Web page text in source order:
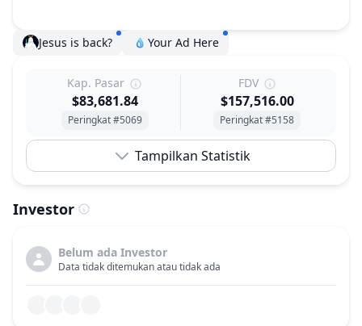
Jesus is back? Your Ad Here
Kap. Pasar
$83,681.84
Peringkat #5069
FDV
$157,516.00
Peringkat #5158
Tampilkan Statistik
Investor
Belum ada Investor
Data tidak ditemukan atau tidak ada